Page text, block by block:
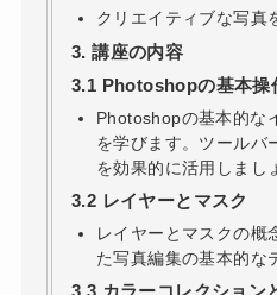
クリエイティブな写真
3. 講座の内容
3.1 Photoshopの基本操
Photoshopの基本的な
を学びます。ツールバ
を効果的に活用しまし
3.2 レイヤーとマスク
レイヤーとマスクの概
た写真編集の基本的な